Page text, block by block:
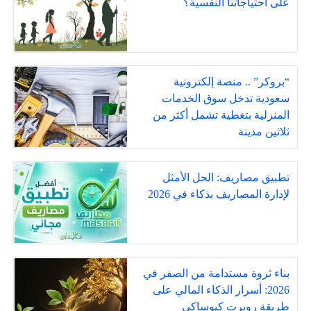
على احتياجاتنا النفسية؟
“بروكر” .. منصة إلكترونية
سعودية تدخل سوق الخدمات
المنزلية بتغطية تشمل أكثر من
ثلاثين مدينة
تطبيق مصاريف: الحل الأمثل
لإدارة المصاريف بذكاء في 2026
بناء ثروة مستدامة من الصفر في
2026: أسرار الذكاء المالي على
طريقة روبرت كيوساكي